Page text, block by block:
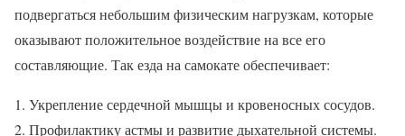
подвергаться небольшим физическим нагрузкам, которые
оказывают положительное воздействие на все его
составляющие. Так езда на самокате обеспечивает:
Укрепление сердечной мышцы и кровеносных сосудов.
Профилактику астмы и развитие дыхательной системы.